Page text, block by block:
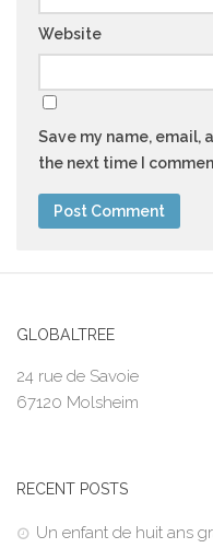
Website
Save my name, email,
the next time I
GLOBALTREE
24 rue de Savoie
67120 Molsheim
RECENT POSTS
Un enfant de huit ans